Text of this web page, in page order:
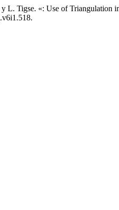
L. Tigse. «: Use of Triangulation